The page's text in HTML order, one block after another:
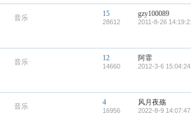
音乐 15
28612
gzy100089
2011-8-26
音乐 12
14660
阿霏
2012-3-6 15:04:24
音乐 4
16956
风月夜殇
2022-8-9 14:07:47